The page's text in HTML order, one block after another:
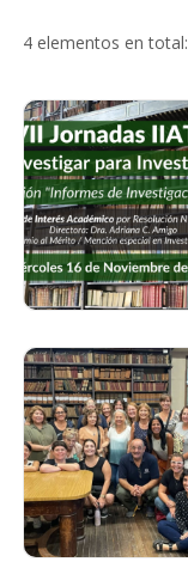
4 elementos en total: